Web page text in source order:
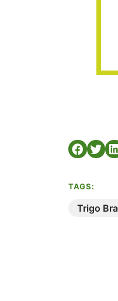
TAGS:
Trigo